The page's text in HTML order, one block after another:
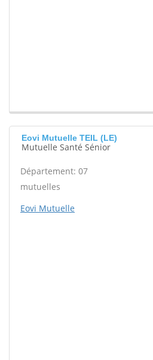
Eovi Mutuelle TEIL (LE)
Mutuelle Santé Sénior
Département: 07
mutuelles
Eovi Mutuelle